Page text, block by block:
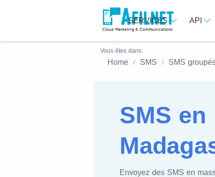
SERVICES API
Vous êtes dans:
Home SMS SMS
SMS
Envoyez des SMS en